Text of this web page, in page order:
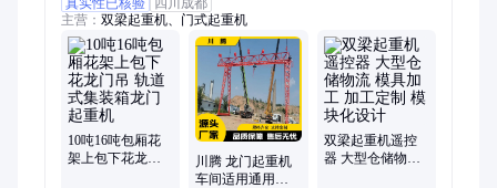
主营： 双梁起重机、门式起重机
10吨16吨包厢花
架上包下花龙门
川腾 龙门起重机
车间适用通用型
双梁起重机遥控
器 大型仓储物流